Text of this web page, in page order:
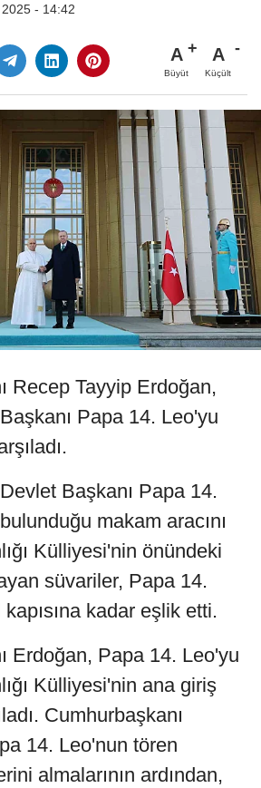
2025 - 14:42
A
Büyüt
A
Küçült
Recep Tayyip Erdoğan,
Papa 14. Leo'yu
Başkanı Papa 14.
makam aracını
Külliyesi'nin önündeki
süvariler, Papa 14.
kadar eşlik etti.
Erdoğan, Papa 14. Leo'yu
Külliyesi'nin ana giriş
Cumhurbaşkanı
14. Leo'nun tören
almalarının ardından,